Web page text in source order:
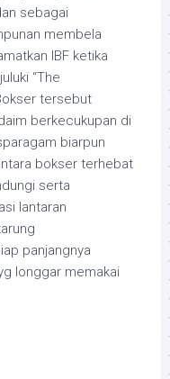
sebagai
membela
IBF ketika
“The
tersebut
berkecukupan di
biarpun
bokser terhebat
serta
lantaran
panjangnya
longgar memakai